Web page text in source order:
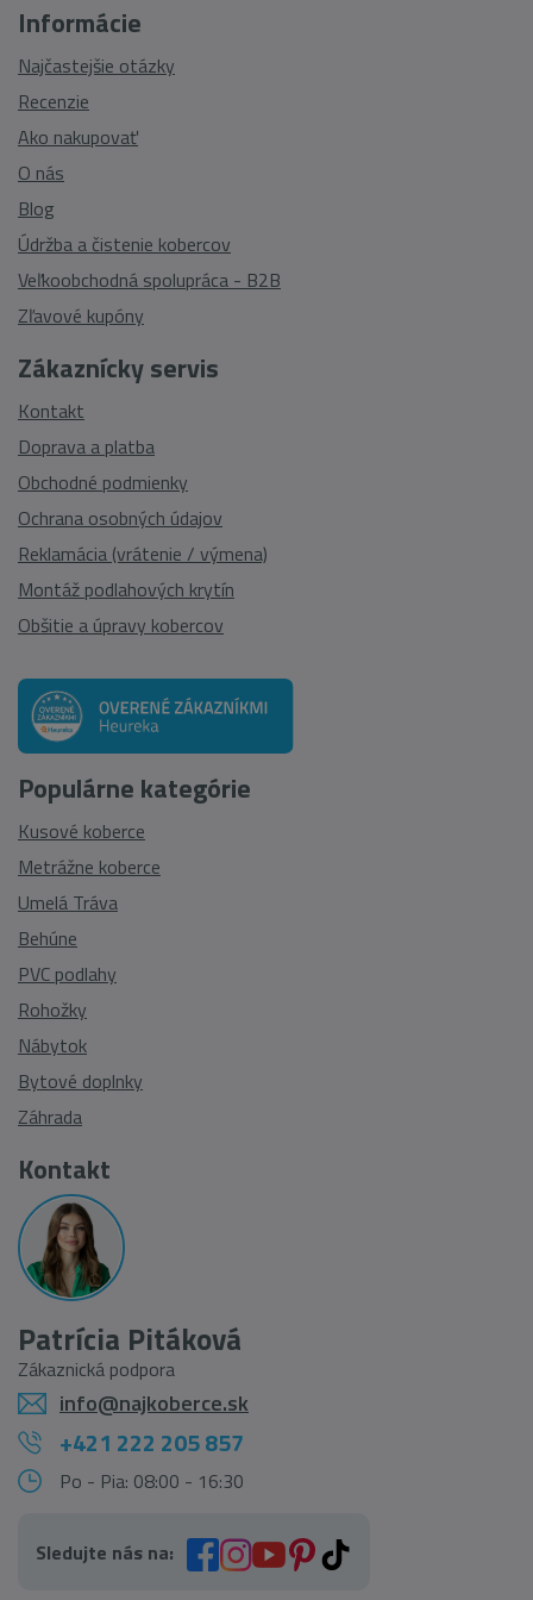
Zákaznícky servis
Kontakt
Doprava a platba
Obchodné podmienky
Ochrana osobných údajov
Reklamácia (vrátenie / výmena)
Montáž podlahových krytín
Obšitie a úpravy kobercov
Informácie
Najčastejšie otázky
Recenzie
Ako nakupovať
O nás
Blog
Údržba a čistenie kobercov
Veľkoobchodná spolupráca - B2B
Zľavové kupóny
Populárne kategórie
Kusové koberce
Metrážne koberce
Umelá Tráva
Behúne
PVC podlahy
Rohožky
Nábytok
Bytové doplnky
Záhrada
Kontakt
Patrícia Pitáková
Zákaznická podpora
info@najkoberce.sk
+421 222 205 857
Po - Pia: 08:00 - 16:30
Sledujte nás na: